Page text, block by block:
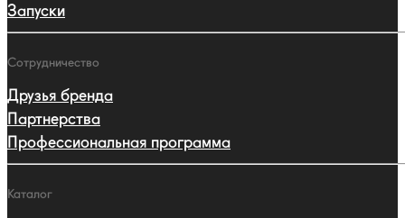
Запуски
Сотрудничество
Друзья бренда
Партнерства
Профессиональная программа
Каталог